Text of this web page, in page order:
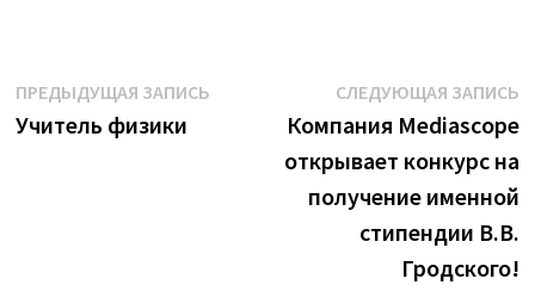
Навигация
по
ПРЕДЫДУЩАЯ ЗАПИСЬ
Учитель физики
СЛЕДУЮЩАЯ ЗАПИСЬ
Компания Mediascope
открывает конкурс на
получение именной
стипендии В.В.
Гродского!